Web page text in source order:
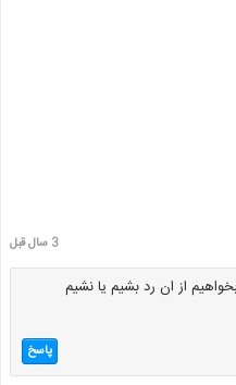
3 سال قبل
از ان رد بشیم یا نشیم
پاسخ